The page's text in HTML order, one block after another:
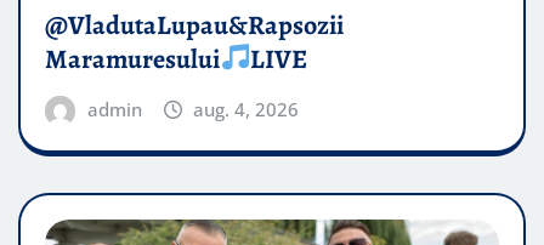
@VladutaLupau&Rapsozii
Maramuresului
LIVE
admin aug. 4, 2026